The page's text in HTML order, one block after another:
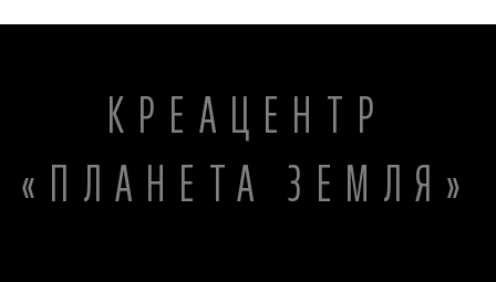
КРЕАЦЕНТР
«ПЛАНЕТА ЗЕМЛЯ»